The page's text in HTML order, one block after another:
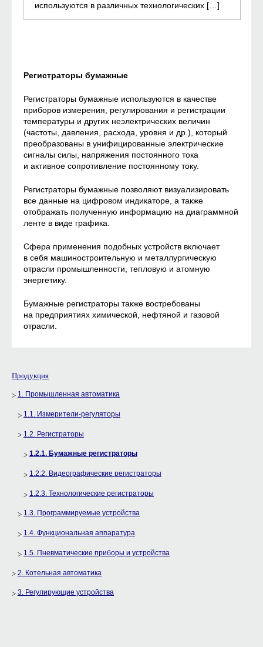
используются в различных технологических […]
Регистраторы бумажные
Регистраторы бумажные используются в качестве
приборов измерения, регулирования и регистрации
температуры и других неэлектрических величин
(частоты, давления, расхода, уровня и др.), который
преобразованы в унифицированные электрические
сигналы силы, напряжения постоянного тока
и активное сопротивление постоянному току.
Регистраторы бумажные позволяют визуализировать
все данные на цифровом индикаторе, а также
отображать полученную информацию на диаграммной
ленте в виде графика.
Сфера применения подобных устройств включает
в себя машиностроительную и металлургическую
отрасли промышленности, тепловую и атомную
энергетику.
Бумажные регистраторы также востребованы
на предприятиях химической, нефтяной и газовой
отрасли.
Продукция
1. Промышленная автоматика
1.1. Измерители-регуляторы
1.2. Регистраторы
1.2.1. Бумажные регистраторы
1.2.2. Видеографические регистраторы
1.2.3. Технологические регистраторы
1.3. Программируемые устройства
1.4. Функциональная аппаратура
1.5. Пневматические приборы и устройства
2. Котельная автоматика
3. Регулирующие устройства